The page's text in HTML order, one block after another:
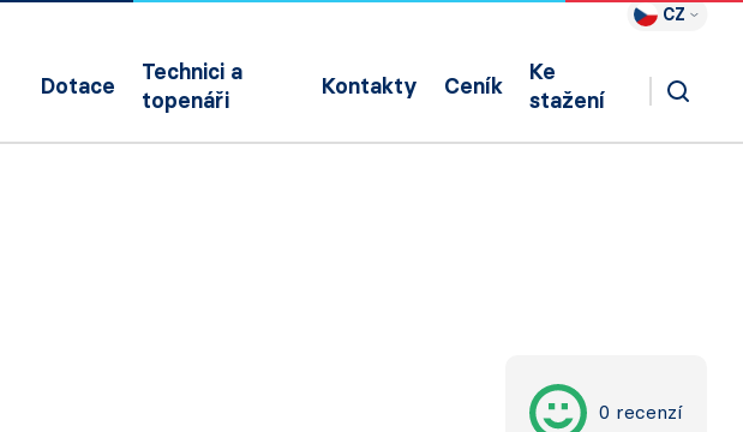
CZ
Dotace
Technici a
topenáři
Kontakty Ceník
Ke
stažení
0 recenzí